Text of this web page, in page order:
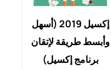
إكسيل 2019 (أسهل
وأبسط طريقة لإتقان
برنامج إكسيل)